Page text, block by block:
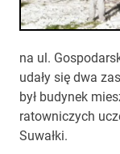
na ul.
udały się dwa
był budynek
ratowniczych
Suwałki.